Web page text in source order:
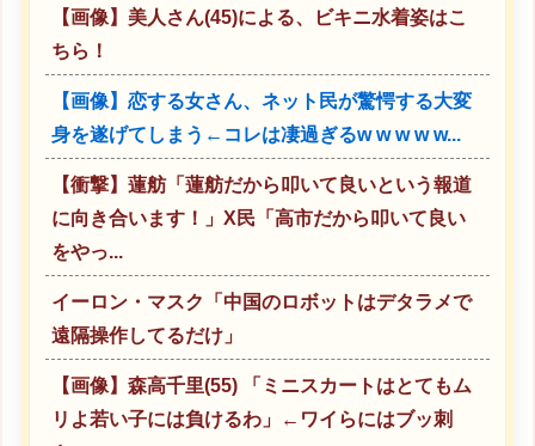
【画像】美人さん(45)による、ビキニ水着姿はこ
ちら！
【画像】恋する女さん、ネット民が驚愕する大変
身を遂げてしまう←コレは凄過ぎるw w w w w...
【衝撃】蓮舫「蓮舫だから叩いて良いという報道
に向き合います！」X民「高市だから叩いて良い
をやっ...
イーロン・マスク「中国のロボットはデタラメで
遠隔操作してるだけ」
【画像】森高千里(55) 「ミニスカートはとてもム
リよ若い子には負けるわ」←ワイらにはブッ刺